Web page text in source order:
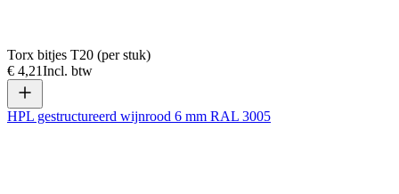
Torx bitjes T20 (per stuk)
€ 4,21Incl. btw
HPL gestructureerd wijnrood 6 mm RAL 3005